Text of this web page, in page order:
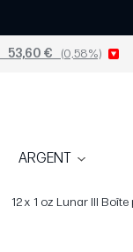
53,60 € (0,58%)
ARGENT
12 x 1 oz Lunar III